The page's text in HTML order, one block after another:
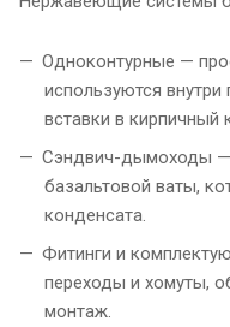
Одноконтурные —
используются
вставки в кирпичный
Сэндвич-дымоходы —
базальтовой ваты,
конденсата.
Фитинги и
переходы и хомуты,
монтаж.